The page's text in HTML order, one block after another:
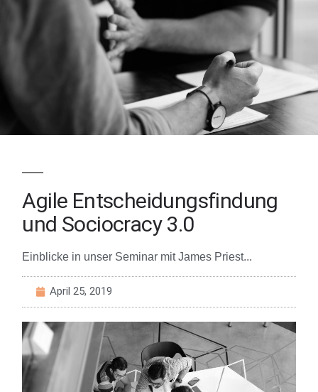
Agile Entscheidungsfindung
und Sociocracy 3.0
Einblicke in unser Seminar mit James Priest...
April 25, 2019